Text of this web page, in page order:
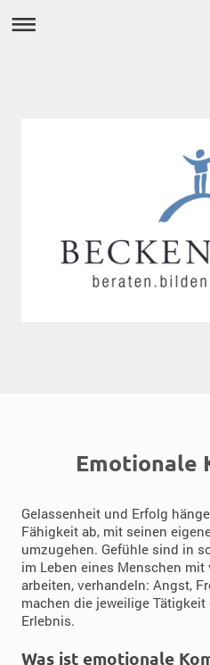
Emotionale
Gelassenheit und Erfolg
Fähigkeit ab, mit seinen
umzugehen. Gefühle sind in
im Leben eines Menschen mit
arbeiten, verhandeln: Angst,
machen die jeweilige
Erlebnis.
Was ist emotionale